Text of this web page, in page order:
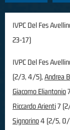
IVPC Del Fes
23-17)
IVPC Del Fes
(2/3, 4/5), Andrea
Giacomo Eliantonio
Riccardo Arienti7
Signorino4 (2/5, 0/